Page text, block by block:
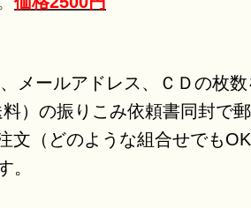
メールアドレス、ＣＤの枚
）の振りこみ依頼書同封で
文（どのような組合せでも
。